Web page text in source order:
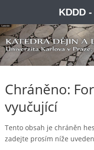
Chráněno:
vyučující
Tento obsah je chráněn
zadejte prosím níže
KDDD